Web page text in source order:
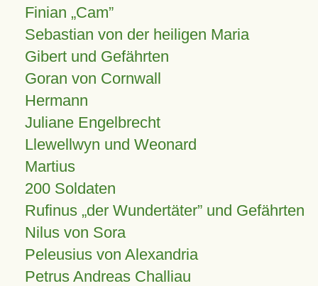
Finian Cam
Sebastian von der heiligen Maria
Gibert und Gefährten
Goran von Cornwall
Hermann
Juliane Engelbrecht
Llewellwyn und Weonard
Martius
200 Soldaten
Rufinus „der Wundertäter” und Gefährten
Nilus von Sora
Peleusius von Alexandria
Petrus Andreas Challiau